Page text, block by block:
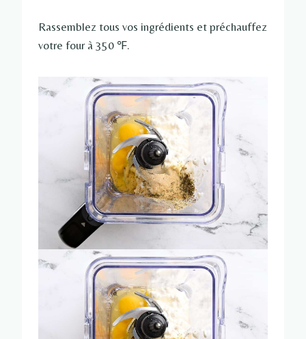
Rassemblez tous vos ingrédients et préchauffez
votre four à 350 ℉.